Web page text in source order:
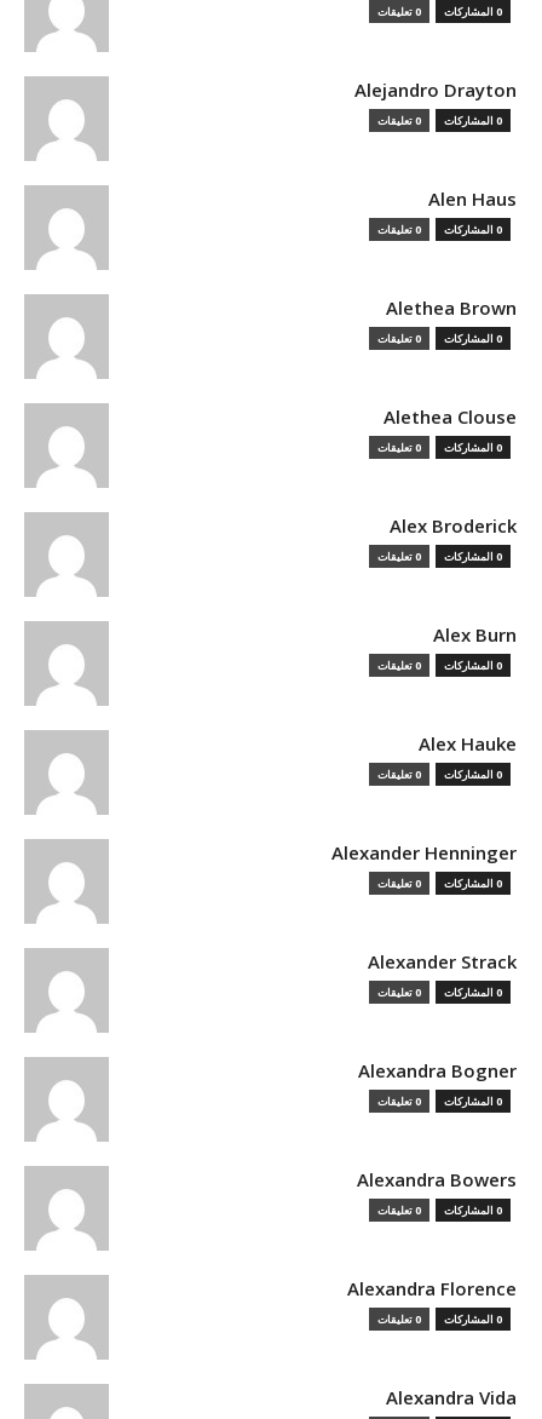
0 المشاركات 0 تعليقات
Alejandro Drayton
0 المشاركات 0 تعليقات
Alen Haus
0 المشاركات 0 تعليقات
Alethea Brown
0 المشاركات 0 تعليقات
Alethea Clouse
0 المشاركات 0 تعليقات
Alex Broderick
0 المشاركات 0 تعليقات
Alex Burn
0 المشاركات 0 تعليقات
Alex Hauke
0 المشاركات 0 تعليقات
Alexander Henninger
0 المشاركات 0 تعليقات
Alexander Strack
0 المشاركات 0 تعليقات
Alexandra Bogner
0 المشاركات 0 تعليقات
Alexandra Bowers
0 المشاركات 0 تعليقات
Alexandra Florence
0 المشاركات 0 تعليقات
Alexandra Vida